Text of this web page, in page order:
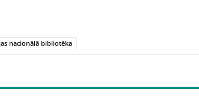
nacionālā bibliotēka